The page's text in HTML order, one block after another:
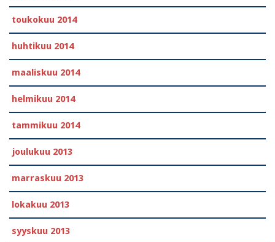
toukokuu 2014
huhtikuu 2014
maaliskuu 2014
helmikuu 2014
tammikuu 2014
joulukuu 2013
marraskuu 2013
lokakuu 2013
syyskuu 2013